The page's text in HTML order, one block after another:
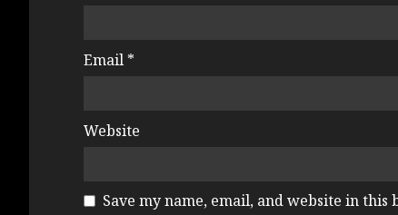
Email *
Website
Save my name, email, and website in